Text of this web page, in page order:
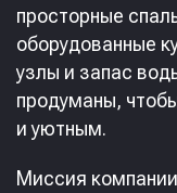
просторные
оборудованные
узлы и запас
продуманы,
и уютным.
Миссия